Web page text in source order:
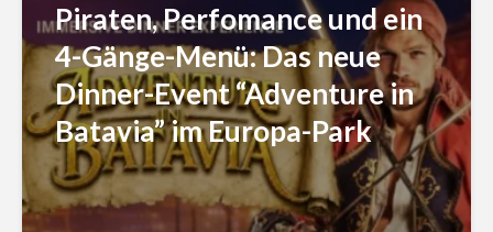
Piraten, Perfomance und ein
4-Gänge-Menü: Das neue
Dinner-Event “Adventure in
Batavia” im Europa-Park